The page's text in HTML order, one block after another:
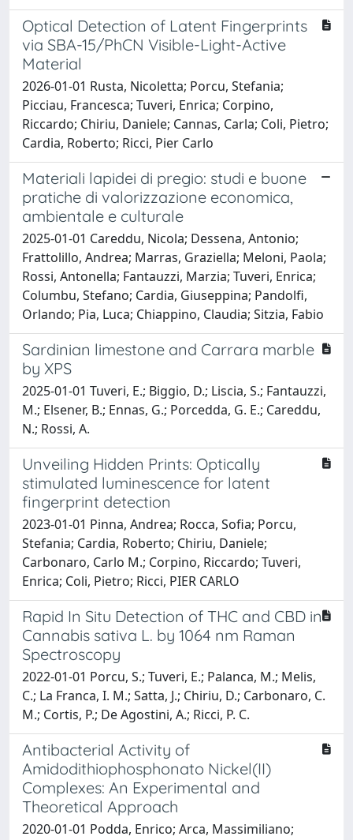
Optical Detection of Latent Fingerprints
via SBA-15/PhCN Visible-Light-Active
Material
2026-01-01 Rusta, Nicoletta; Porcu, Stefania;
Picciau, Francesca; Tuveri, Enrica; Corpino,
Riccardo; Chiriu, Daniele; Cannas, Carla; Coli, Pietro;
Cardia, Roberto; Ricci, Pier Carlo
Materiali lapidei di pregio: studi e buone
pratiche di valorizzazione economica,
ambientale e culturale
2025-01-01 Careddu, Nicola; Dessena, Antonio;
Frattolillo, Andrea; Marras, Graziella; Meloni, Paola;
Rossi, Antonella; Fantauzzi, Marzia; Tuveri, Enrica;
Columbu, Stefano; Cardia, Giuseppina; Pandolfi,
Orlando; Pia, Luca; Chiappino, Claudia; Sitzia, Fabio
Sardinian limestone and Carrara marble
by XPS
2025-01-01 Tuveri, E.; Biggio, D.; Liscia, S.; Fantauzzi,
M.; Elsener, B.; Ennas, G.; Porcedda, G. E.; Careddu,
N.; Rossi, A.
Unveiling Hidden Prints: Optically
stimulated luminescence for latent
fingerprint detection
2023-01-01 Pinna, Andrea; Rocca, Sofia; Porcu,
Stefania; Cardia, Roberto; Chiriu, Daniele;
Carbonaro, Carlo M.; Corpino, Riccardo; Tuveri,
Enrica; Coli, Pietro; Ricci, PIER CARLO
Rapid In Situ Detection of THC and CBD in
Cannabis sativa L. by 1064 nm Raman
Spectroscopy
2022-01-01 Porcu, S.; Tuveri, E.; Palanca, M.; Melis,
C.; La Franca, I. M.; Satta, J.; Chiriu, D.; Carbonaro, C.
M.; Cortis, P.; De Agostini, A.; Ricci, P. C.
Antibacterial Activity of
Amidodithiophosphonato Nickel(II)
Complexes: An Experimental and
Theoretical Approach
2020-01-01 Podda, Enrico; Arca, Massimiliano;